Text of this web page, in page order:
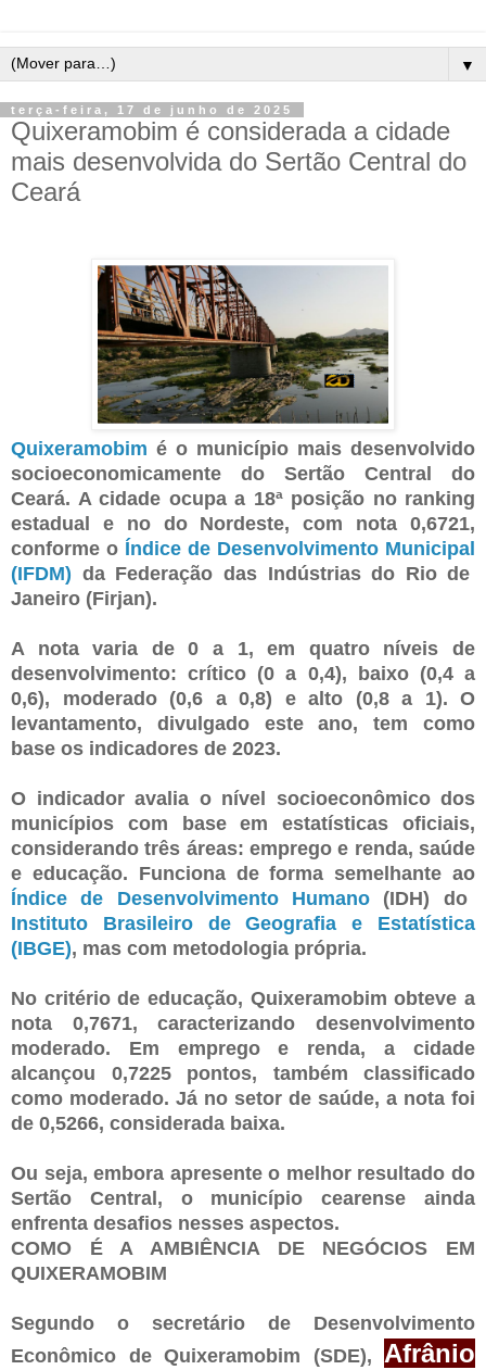
▼
terça-feira, 17 de junho de 2025
Quixeramobim é considerada a cidade
mais desenvolvida do Sertão Central do
Ceará
Quixeramobim é o município mais desenvolvido
socioeconomicamente do Sertão Central do
Ceará. A cidade ocupa a 18ª posição no ranking
estadual e no do Nordeste, com nota 0,6721,
conforme o Índice de Desenvolvimento Municipal
(IFDM) da Federação das Indústrias do Rio de
Janeiro (Firjan).
A nota varia de 0 a 1, em quatro níveis de
desenvolvimento: crítico (0 a 0,4), baixo (0,4 a
0,6), moderado (0,6 a 0,8) e alto (0,8 a 1). O
levantamento, divulgado este ano, tem como
base os indicadores de 2023.
O indicador avalia o nível socioeconômico dos
municípios com base em estatísticas oficiais,
considerando três áreas: emprego e renda, saúde
e educação. Funciona de forma semelhante ao
Índice de Desenvolvimento Humano (IDH) do
Instituto Brasileiro de Geografia e Estatística
(IBGE), mas com metodologia própria.
No critério de educação, Quixeramobim obteve a
nota 0,7671, caracterizando desenvolvimento
moderado. Em emprego e renda, a cidade
alcançou 0,7225 pontos, também classificado
como moderado. Já no setor de saúde, a nota foi
de 0,5266, considerada baixa.
Ou seja, embora apresente o melhor resultado do
Sertão Central, o município cearense ainda
enfrenta desafios nesses aspectos.
COMO É A AMBIÊNCIA DE NEGÓCIOS EM
QUIXERAMOBIM
Segundo o secretário de Desenvolvimento
Econômico de Quixeramobim (SDE), Afrânio